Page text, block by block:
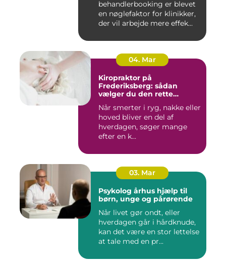
behandlerbooking er blevet
en nøglefaktor for klinikker,
der vil arbejde mere effek...
04. Mar
Kiropraktor på
Frederiksberg: sådan
vælger du den rette
Når smerter i ryg, nakke eller
hoved bliver en del af
hverdagen, søger mange
efter en k...
03. Mar
Psykolog århus hjælp til
børn, unge og pårørende
Når livet gør ondt, eller
hverdagen går i hårdknude,
kan det være en stor lettelse
at tale med en pr...